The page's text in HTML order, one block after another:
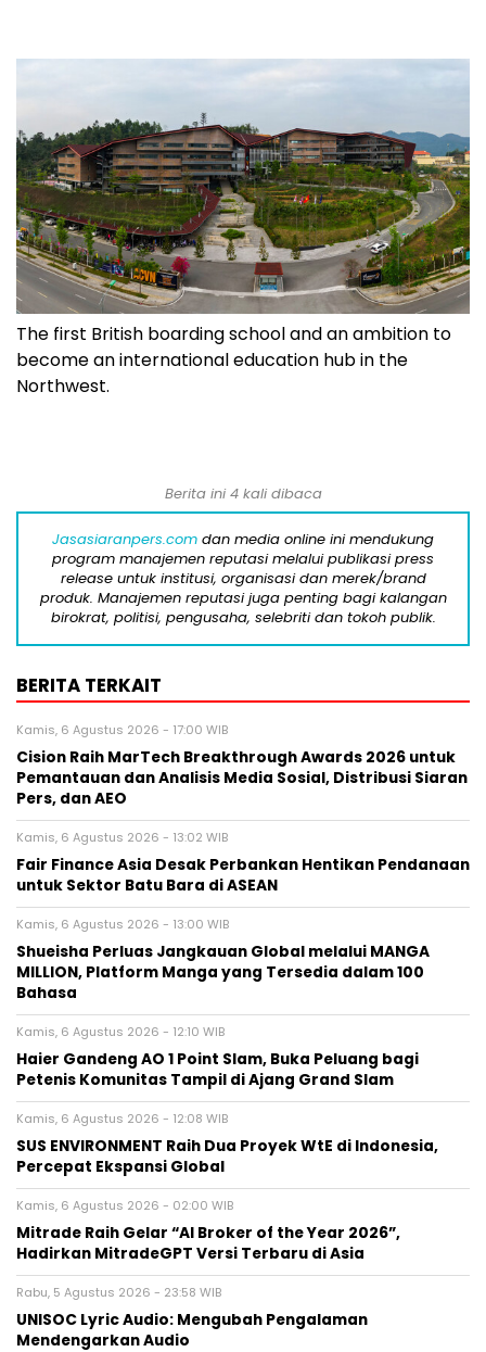
The first British boarding school and an ambition to
become an international education hub in the
Northwest.
Berita ini 4 kali dibaca
Jasasiaranpers.com dan media online ini mendukung
program manajemen reputasi melalui publikasi press
release untuk institusi, organisasi dan merek/brand
produk. Manajemen reputasi juga penting bagi kalangan
birokrat, politisi, pengusaha, selebriti dan tokoh publik.
BERITA TERKAIT
Kamis, 6 Agustus 2026 - 17:00 WIB
Cision Raih MarTech Breakthrough Awards 2026 untuk
Pemantauan dan Analisis Media Sosial, Distribusi Siaran
Pers, dan AEO
Kamis, 6 Agustus 2026 - 13:02 WIB
Fair Finance Asia Desak Perbankan Hentikan Pendanaan
untuk Sektor Batu Bara di ASEAN
Kamis, 6 Agustus 2026 - 13:00 WIB
Shueisha Perluas Jangkauan Global melalui MANGA
MILLION, Platform Manga yang Tersedia dalam 100
Bahasa
Kamis, 6 Agustus 2026 - 12:10 WIB
Haier Gandeng AO 1 Point Slam, Buka Peluang bagi
Petenis Komunitas Tampil di Ajang Grand Slam
Kamis, 6 Agustus 2026 - 12:08 WIB
SUS ENVIRONMENT Raih Dua Proyek WtE di Indonesia,
Percepat Ekspansi Global
Kamis, 6 Agustus 2026 - 02:00 WIB
Mitrade Raih Gelar “AI Broker of the Year 2026”,
Hadirkan MitradeGPT Versi Terbaru di Asia
Rabu, 5 Agustus 2026 - 23:58 WIB
UNISOC Lyric Audio: Mengubah Pengalaman
Mendengarkan Audio